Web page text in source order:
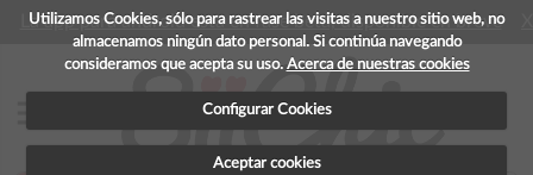
Utilizamos Cookies, sólo para rastrear las visitas a nuestro sitio web, no
almacenamos ningún dato personal. Si continúa navegando
consideramos que acepta su uso. Acerca de nuestras cookies
Configurar Cookies
Aceptar cookies
La app para android esta en fase beta, disponible en breve